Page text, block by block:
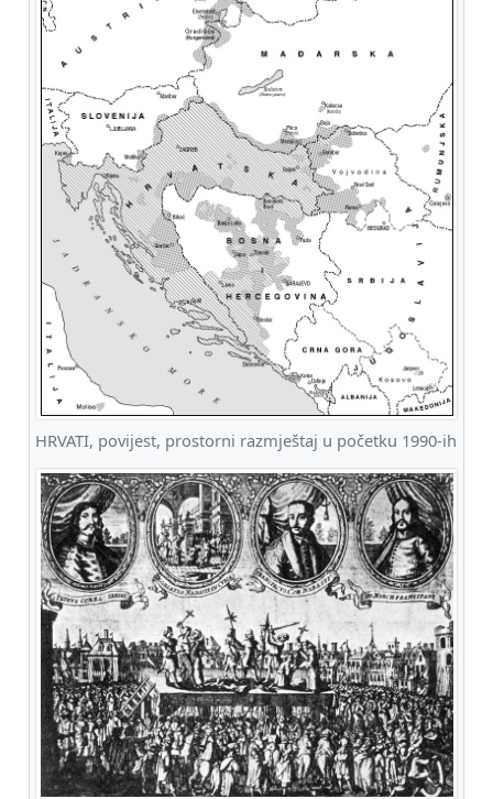
HRVATI, povijest, prostorni razmještaj u početku 1990-ih